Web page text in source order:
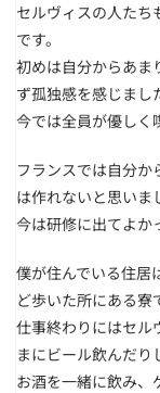
セルヴィスの人たち
です。
初めは自分からあま
ず孤独感を感じまし
今では全員が優しく
フランスでは自分
は作れないと思いま
今は研修に出てよか
僕が住んでいる住居
ど歩いた所にある寮
仕事終わりにはセル
まにビール飲んだり
お酒を一緒に飲み、